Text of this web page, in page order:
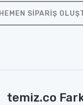
HEMEN SIPARIŞ
temiz.co